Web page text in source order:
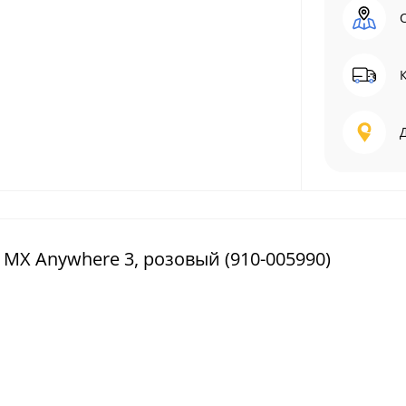
Anywhere 3, розовый (910-005990)